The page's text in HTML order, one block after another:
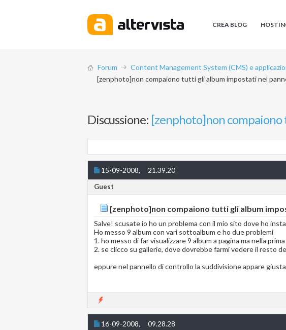
CREA BLOG
Forum Content Management System (CMS) e
[zenphoto]non compaiono tutti gli album impostati nel
Discussione: [zenphoto]non
15-09-2008, 21.39.20
Guest
[zenphoto]non compaiono tutti gli album
Salve! scusate io ho un problema con il mio sito dove ho
Ho messo 9 album con vari sottoalbum e ho due problemi
1. ho messo di far visualizzare 9 album a pagina ma nella
2. se clicco su gallerie, dove dovrebbe farmi vedere il resto
eppure nel pannello di controllo la suddivisione appare
16-09-2008, 09.28.28